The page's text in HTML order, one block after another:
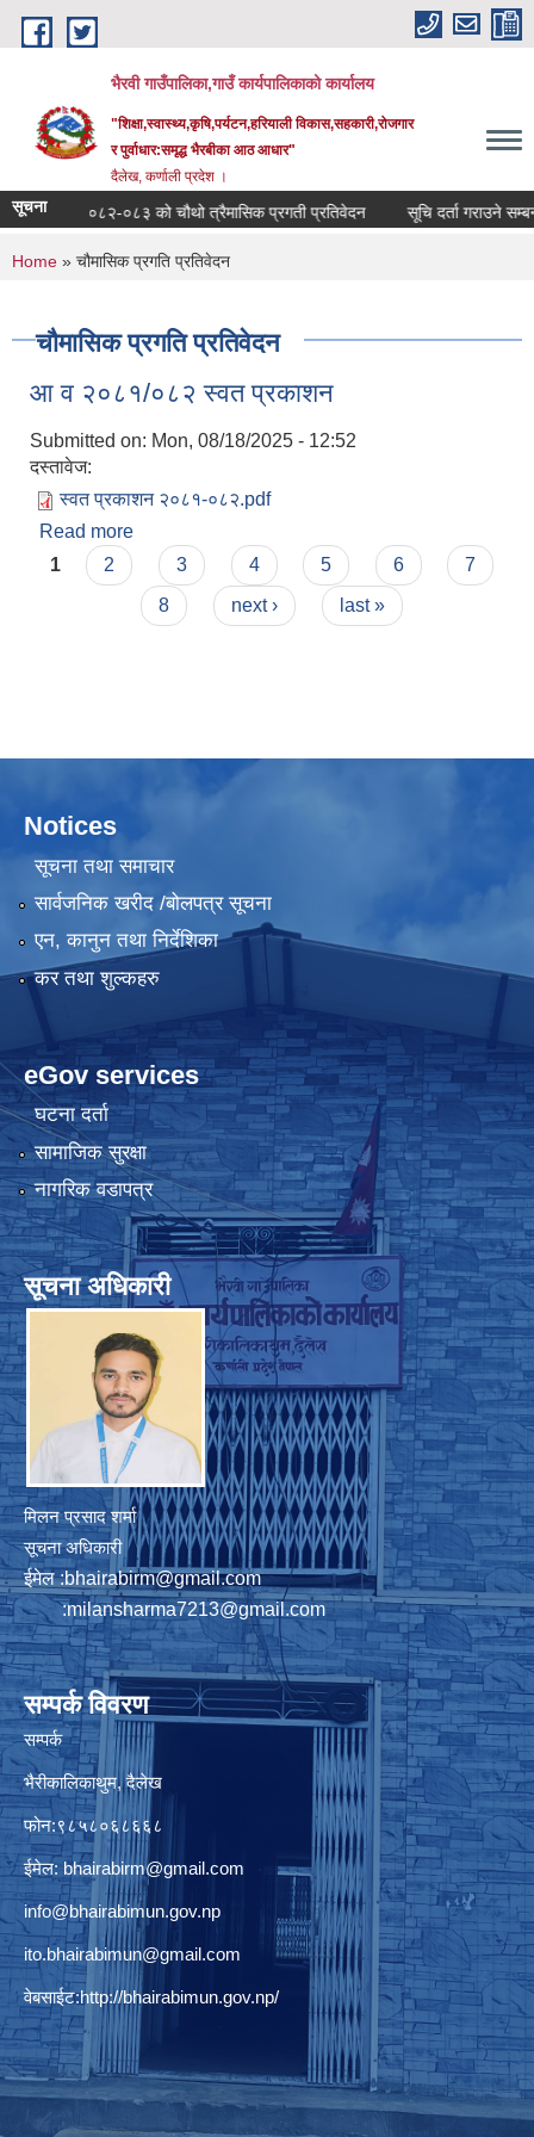
Skip to main content
भैरवी गाउँपालिका,गाउँ कार्यपालिकाको कार्यालय
"शिक्षा,स्वास्थ्य,कृषि,पर्यटन,हरियाली विकास,सहकारी,रोजगार
र पुर्वाधार:समृद्ध भैरबीका आठ आधार"
दैलेख, कर्णाली प्रदेश ।
सूचना
आ व २०८२-०८३ को चौथो त्रैमासिक प्रगती प्रतिवेदन सूचि दर्ता गराउने
You are here
Home » चौमासिक प्रगति प्रतिवेदन
चौमासिक प्रगति प्रतिवेदन
आ व २०८१/०८२ स्वत प्रकाशन
Submitted on: Mon, 08/18/2025 - 12:52
दस्तावेज:
स्वत प्रकाशन २०८१-०८२.pdf
Read more
Pages
1 2 3 4 5 6
7
8
next › last »
Notices
सूचना तथा समाचार
सार्वजनिक खरीद /बोलपत्र सूचना
एन, कानुन तथा निर्देशिका
कर तथा शुल्कहरु
eGov services
घटना दर्ता
सामाजिक सुरक्षा
नागरिक वडापत्र
सूचना अधिकारी
मिलन प्रसाद शर्मा
सूचना अधिकारी
ईमेल :bhairabirm@gmail.com
:milansharma7213@gmail.com
सम्पर्क विवरण
सम्पर्क
भैरीकालिकाथुम, दैलेख
फोन:९८५८०६८६६८
ईमेल: bhairabirm@gmail.com
info@bhairabimun.gov.np
ito.bhairabimun@gmail.com
वेबसाईट:http://bhairabimun.gov.np/